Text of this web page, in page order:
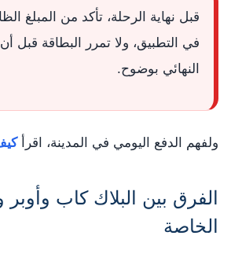
قبل نهاية الرحلة، تأكد من المبلغ
في التطبيق، ولا تمرر البطاقة قبل
النهائي بوضوح.
ولفهم الدفع اليومي في المدينة، اقرأ
الفرق بين البلاك كاب وأوبر
الخاصة